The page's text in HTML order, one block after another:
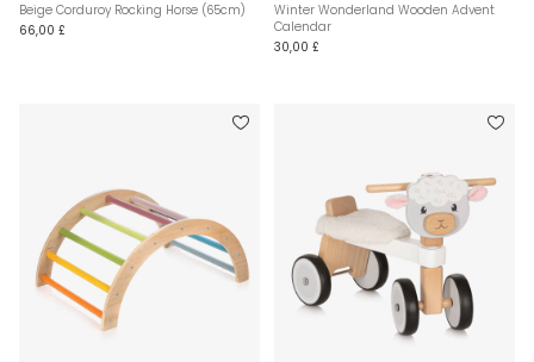
Beige Corduroy Rocking Horse (65cm)
66,00 £
Winter Wonderland Wooden Advent
Calendar
30,00 £